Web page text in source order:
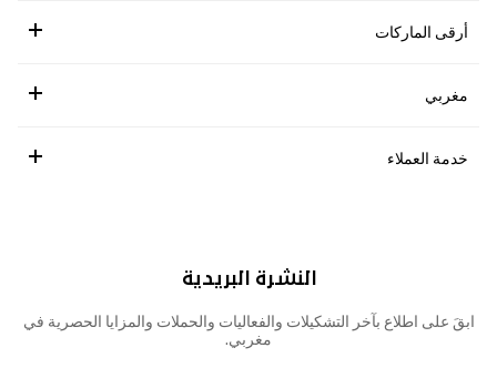
أرقى الماركات
مغربي
خدمة العملاء
النشرة البريدية
ابقَ على اطلاع بآخر التشكيلات والفعاليات والحملات والمزايا الحصرية في
مغربي.